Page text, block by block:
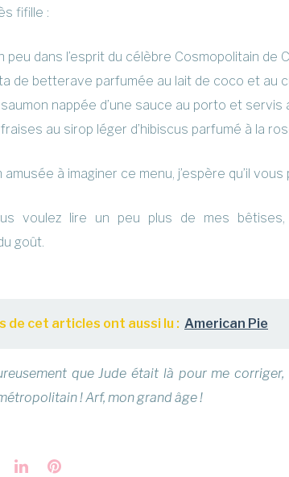
fifille :
peu dans l’esprit du célèbre Cosmopolitain de
de betterave parfumée au lait de coco et au
nappée d’une sauce au porto et servis
au sirop léger d’hibiscus parfumé à la
à imaginer ce menu, j’espère qu’il vous
voulez lire un peu plus de mes bêtises,
goût.
de cet articles ont aussi lu : American Pie
que Jude était là pour me
! Arf, mon grand âge !
LinkedInPinterest